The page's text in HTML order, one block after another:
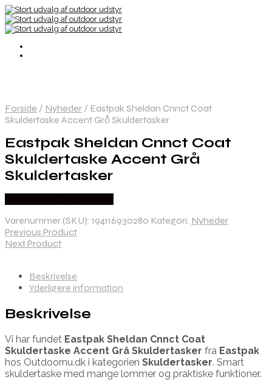
Forside / Nyheder / Eastpak Sheldan Cnnct Coat
Skuldertaske Accent Grå Skuldertasker
Eastpak Sheldan Cnnct Coat
Skuldertaske Accent Grå
Skuldertasker
Varenummer (SKU): 194116930280 Kategori: Nyheder
Previous Product
Next Product
Beskrivelse
Yderligere information
Beskrivelse
Vi har fundet Eastpak Sheldan Cnnct Coat
Skuldertaske Accent Grå Skuldertasker fra Eastpak
hos Outdoornu.dk i kategorien Skuldertasker. Smart
skuldertaske med mange lommer og praktiske funktioner.